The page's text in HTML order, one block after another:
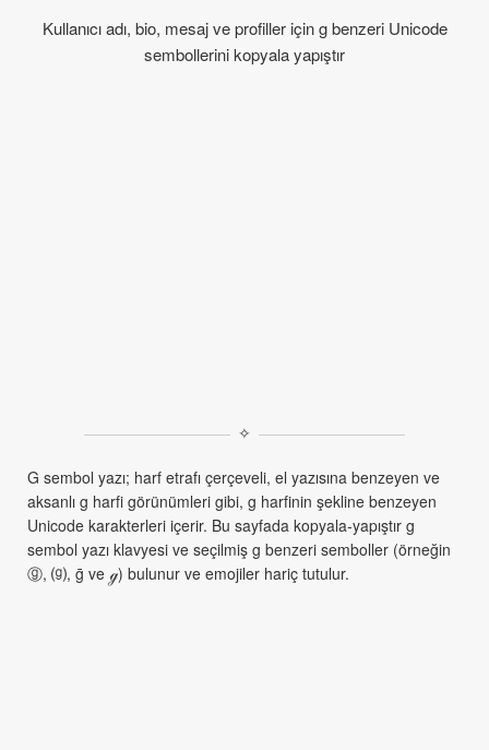
Kullanıcı adı, bio, mesaj ve profiller için g benzeri Unicode
sembollerini kopyala yapıştır
✧
G sembol yazı; harf etrafı çerçeveli, el yazısına benzeyen ve
aksanlı g harfi görünümleri gibi, g harfinin şekline benzeyen
Unicode karakterleri içerir. Bu sayfada kopyala-yapıştır g
sembol yazı klavyesi ve seçilmiş g benzeri semboller (örneğin
ⓖ, ⒢, ḡ ve ℊ) bulunur ve emojiler hariç tutulur.